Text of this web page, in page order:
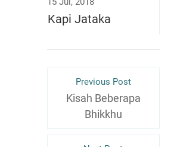
Kapi Jataka
Previous Post
Kisah Beberapa
Bhikkhu